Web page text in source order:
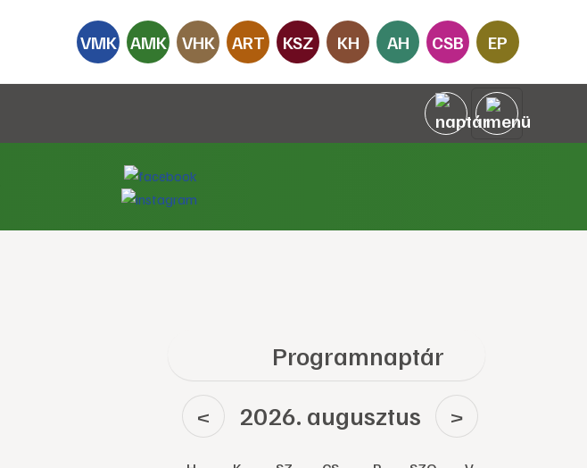
VMK AMK VHK ART KSZ KH AH CSB EP
Programnaptár
< 2026. augusztus >